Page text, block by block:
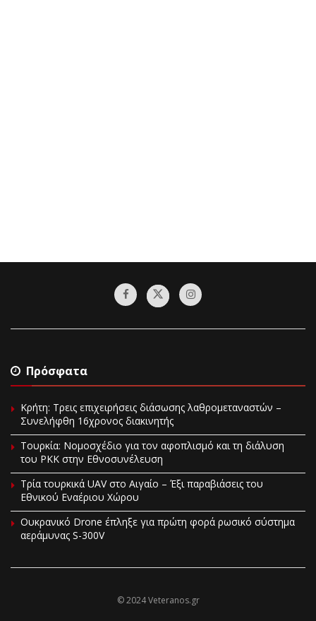
Πρόσφατα
Κρήτη: Τρεις επιχειρήσεις διάσωσης λαθρομεταναστών –
Συνελήφθη 16χρονος διακινητής
Τουρκία: Νομοσχέδιο για τον αφοπλισμό και τη διάλυση
του PKK στην Εθνοσυνέλευση
Τρία τουρκικά UAV στο Αιγαίο – Έξι παραβιάσεις του
Εθνικού Εναέριου Χώρου
Ουκρανικό Drone έπληξε για πρώτη φορά ρωσικό σύστημα
αεράμυνας S-300V
© 2024 Veteranos.gr